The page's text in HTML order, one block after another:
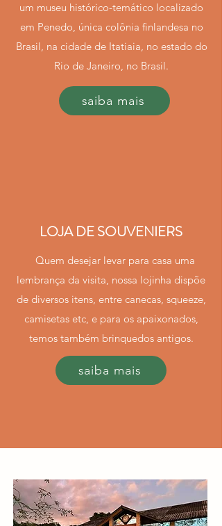
um museu histórico-temático localizado
em Penedo, única colônia finlandesa no
Brasil, na cidade de Itatiaia, no estado do
Rio de Janeiro, no Brasil.
saiba mais
LOJA DE SOUVENIERS
Quem desejar levar para casa uma
lembrança da visita, nossa lojinha dispõe
de diversos itens, entre canecas, squeeze,
camisetas etc, e para os apaixonados,
temos também brinquedos antigos.
saiba mais